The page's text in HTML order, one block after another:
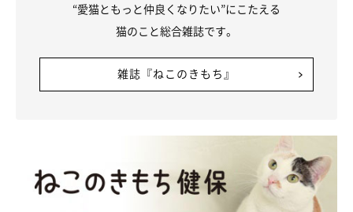
“愛猫ともっと仲良くなりたい”にこたえる
猫のこと総合雑誌です。
雑誌『ねこのきもち』